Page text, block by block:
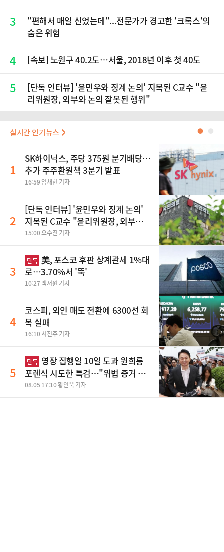
3
"편해서 매일 신었는데"...전문가가 경고한 '크록스'의
숨은 위험
4 [속보] 노원구 40.2도…서울, 2018년 이후 첫 40도
5
[단독 인터뷰] '윤민우와 징계 논의' 지목된 C교수 "윤
리위원장, 외부와 논의 잘못된 행위"
실시간 인기뉴스 ●
1
SK하이닉스, 주당 375원 분기배당…
추가 주주환원책 3분기 발표
16:59 임채현 기자
2
[단독 인터뷰] '윤민우와 징계 논의'
지목된 C교수 "윤리위원장, 외부와
논의 잘못된 행위"
15:00 오수진 기자
3
단독 美, 포스코 후판 상계관세 1%대
로…3.70%서 '뚝'
10:27 백서원 기자
4
코스피, 외인 매도 전환에 6300선 회
복 실패
16:10 서진주 기자
5
단독 영장 집행일 10일 도과 원희룡
포렌식 시도한 특검…"위법 증거 수
집" 지적
08.05 17:10 황인욱 기자